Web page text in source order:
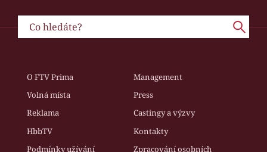
O FTV Prima
Management
Volná místa
Press
Reklama
Castingy a výzvy
HbbTV
Kontakty
Podmínky užívání
Zpracování osobních